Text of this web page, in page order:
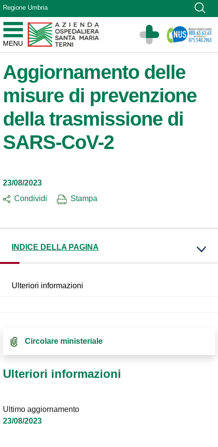
Vai ai contenuti
Vai al menu di navigazione
Vai al footer
Regione Umbria
MENU
Azienda Ospedaliera Santa Maria di Terni
Sito Istituzionale
Aggiornamento delle
misure di prevenzione
della trasmissione di
SARS-CoV-2
23/08/2023
Condividi
Stampa
INDICE DELLA PAGINA
Ulteriori informazioni
Circolare ministeriale
Ulteriori informazioni
Ultimo aggiornamento
23/08/2023